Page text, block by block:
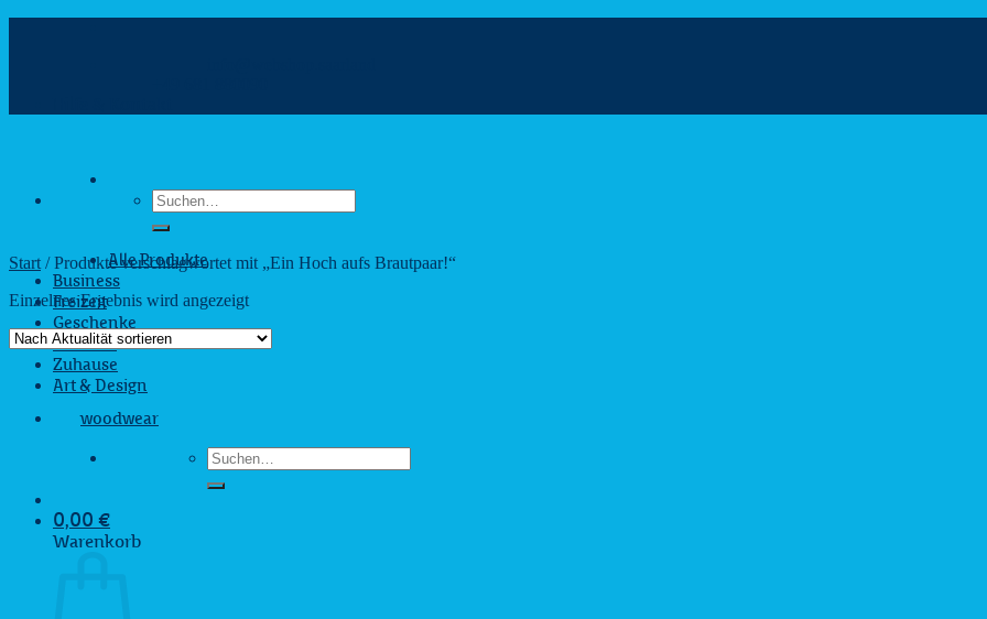
Suchen
nach:
Alle Produkte
Business
Freizeit
Geschenke
Outdoor
Zuhause
Art & Design
woodwear
Suchen
nach:
0,00 €
Warenkorb
Start /Produkte verschlagwortet mit „Ein Hoch aufs Brautpaar!“
Einzelnes Ergebnis wird angezeigt